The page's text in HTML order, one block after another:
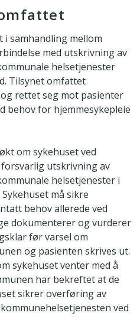
samhandling mellom
med utskrivning av
helsetjenester
Tilsynet omfattet
rettet seg mot pasienter
behov for hjemmesykepleie
om sykehuset ved
utskrivning av
helsetjenester i
må sikre
behov allerede ved
dokumenterer og vurderer
før varsel om
og pasienten skrives ut.
sykehuset venter med å
har bekreftet at de
sikrer overføring av
ved